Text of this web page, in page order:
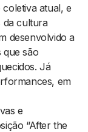
atual, e
da cultura
desenvolvido a
que são
Já
em
e
“After the